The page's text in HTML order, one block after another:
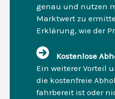
genau und nutzen
Marktwert zu
Erklärung, wie der
Kostenlose
Ein weiterer Vorteil
die kostenfreie
fahrbereit ist oder